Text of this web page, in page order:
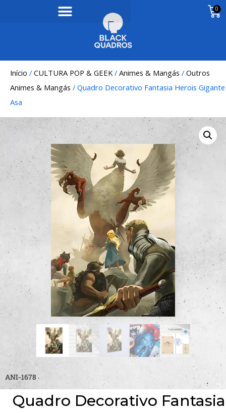
0
Início / CULTURA POP & GEEK/ Animes & Mangás / Outros
Animes & Mangás / Quadro Decorativo Fantasia Herois Gigante
Asa
ANI-1678
Quadro Decorativo Fantasia